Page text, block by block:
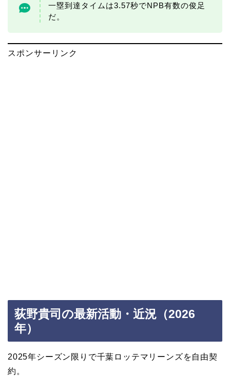
一塁到達タイムは3.57秒でNPB有数の俊足
だ。
スポンサーリンク
荻野貴司の最新活動・近況（2026
年）
2025年シーズン限りで千葉ロッテマリーンズを自由契
約。